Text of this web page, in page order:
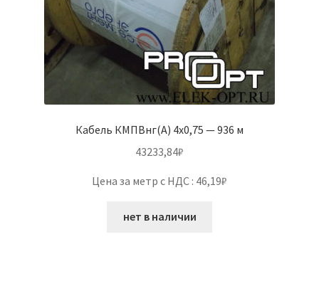
Кабель КМПВнг(А) 4х0,75 — 936 м
43233,84₽
Цена за метр с НДС : 46,19₽
нет в наличии